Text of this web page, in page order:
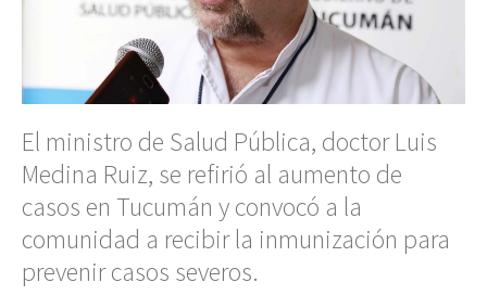
El ministro de Salud Pública, doctor Luis
Medina Ruiz, se refirió al aumento de
casos en Tucumán y convocó a la
comunidad a recibir la inmunización para
prevenir casos severos.